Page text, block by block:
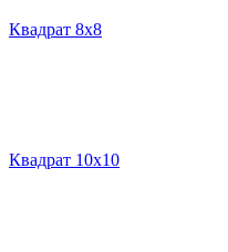
Квадрат 8х8
Квадрат 10х10